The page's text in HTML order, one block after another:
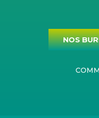
NOS